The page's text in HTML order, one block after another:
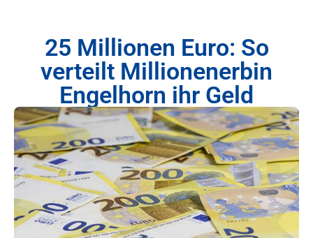
25 Millionen Euro: So
verteilt Millionenerbin
Engelhorn ihr Geld